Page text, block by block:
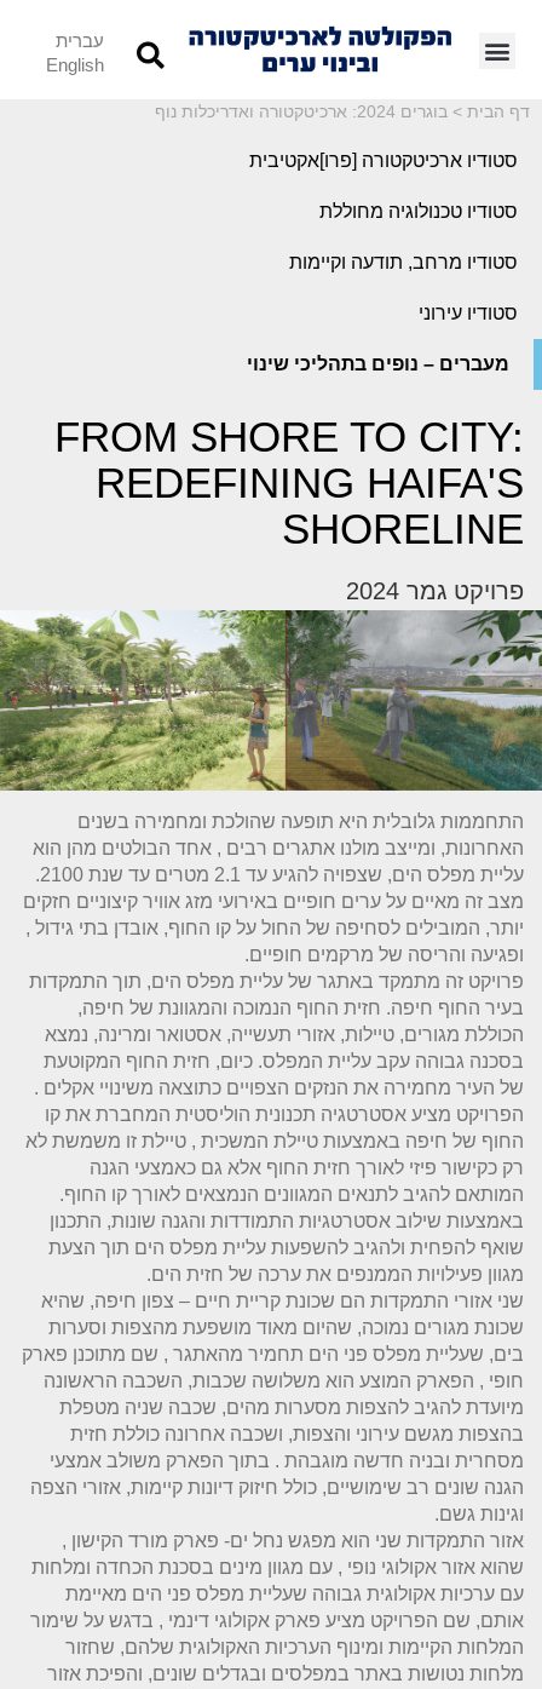
עברית
English
דף הבית > בוגרים 2024: ארכיטקטורה ואדריכלות נוף
סטודיו ארכיטקטורה [פרו]אקטיבית
סטודיו טכנולוגיה מחוללת
סטודיו מרחב, תודעה וקיימות
סטודיו עירוני
מעברים – נופים בתהליכי שינוי
FROM SHORE TO CITY:
REDEFINING HAIFA'S
SHORELINE
פרויקט גמר 2024
התחממות גלובלית היא תופעה שהולכת ומחמירה בשנים
האחרונות, ומייצב מולנו אתגרים רבים , אחד הבולטים מהן הוא
עליית מפלס הים, שצפויה להגיע עד 2.1 מטרים עד שנת 2100.
מצב זה מאיים על ערים חופיים באירועי מזג אוויר קיצוניים חזקים
יותר, המובילים לסחיפה של החול על קו החוף, אובדן בתי גידול ,
ופגיעה והריסה של מרקמים חופיים.
פרויקט זה מתמקד באתגר של עליית מפלס הים, תוך התמקדות
בעיר החוף חיפה. חזית החוף הנמוכה והמגוונת של חיפה,
הכוללת מגורים, טיילות, אזורי תעשייה, אסטואר ומרינה, נמצא
בסכנה גבוהה עקב עליית המפלס. כיום, חזית החוף המקוטעת
של העיר מחמירה את הנזקים הצפויים כתוצאה משינויי אקלים .
הפרויקט מציע אסטרטגיה תכנונית הוליסטית המחברת את קו
החוף של חיפה באמצעות טיילת המשכית , טיילת זו משמשת לא
רק כקישור פיזי לאורך חזית החוף אלא גם כאמצעי הגנה
המותאם להגיב לתנאים המגוונים הנמצאים לאורך קו החוף.
באמצעות שילוב אסטרטגיות התמודדות והגנה שונות, התכנון
שואף להפחית ולהגיב להשפעות עליית מפלס הים תוך הצעת
מגוון פעילויות הממנפים את ערכה של חזית הים.
שני אזורי התמקדות הם שכונת קריית חיים – צפון חיפה, שהיא
שכונת מגורים נמוכה, שהיום מאוד מושפעת מהצפות וסערות
בים, שעליית מפלס פני הים תחמיר מהאתגר , שם מתוכנן פארק
חופי , הפארק המוצע הוא משלושה שכבות, השכבה הראשונה
מיועדת להגיב להצפות מסערות מהים, שכבה שניה מטפלת
בהצפות מגשם עירוני והצפות, ושכבה אחרונה כוללת חזית
מסחרית ובניה חדשה מוגבהת . בתוך הפארק משולב אמצעי
הגנה שונים רב שימושיים, כולל חיזוק דיונות קיימות, אזורי הצפה
וגינות גשם.
אזור התמקדות שני הוא מפגש נחל ים- פארק מורד הקישון ,
שהוא אזור אקולוגי נופי , עם מגוון מינים בסכנת הכחדה ומלחות
עם ערכיות אקולוגית גבוהה שעליית מפלס פני הים מאיימת
אותם, שם הפרויקט מציע פארק אקולוגי דינמי , בדגש על שימור
המלחות הקיימות ומינוף הערכיות האקולוגית שלהם, שחזור
מלחות נטושות באתר במפלסים ובגדלים שונים, והפיכת אזור